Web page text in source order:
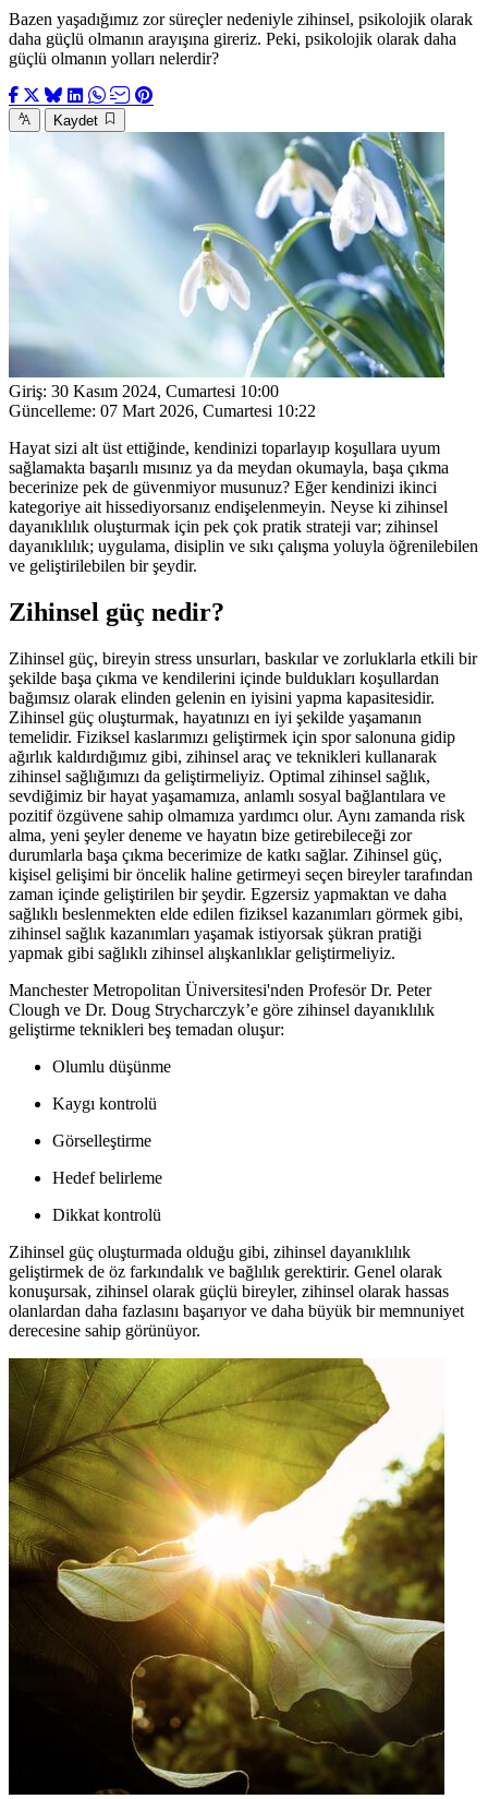
Bazen yaşadığımız zor süreçler nedeniyle zihinsel, psikolojik olarak
daha güçlü olmanın arayışına gireriz. Peki, psikolojik olarak daha
güçlü olmanın yolları nelerdir?
Kaydet
Giriş: 30 Kasım 2024, Cumartesi 10:00
Güncelleme: 07 Mart 2026, Cumartesi 10:22
Hayat sizi alt üst ettiğinde, kendinizi toparlayıp koşullara uyum
sağlamakta başarılı mısınız ya da meydan okumayla, başa çıkma
becerinize pek de güvenmiyor musunuz? Eğer kendinizi ikinci
kategoriye ait hissediyorsanız endişelenmeyin. Neyse ki zihinsel
dayanıklılık oluşturmak için pek çok pratik strateji var; zihinsel
dayanıklılık; uygulama, disiplin ve sıkı çalışma yoluyla öğrenilebilen
ve geliştirilebilen bir şeydir.
Zihinsel güç nedir?
Zihinsel güç, bireyin stress unsurları, baskılar ve zorluklarla etkili bir
şekilde başa çıkma ve kendilerini içinde buldukları koşullardan
bağımsız olarak elinden gelenin en iyisini yapma kapasitesidir.
Zihinsel güç oluşturmak, hayatınızı en iyi şekilde yaşamanın
temelidir. Fiziksel kaslarımızı geliştirmek için spor salonuna gidip
ağırlık kaldırdığımız gibi, zihinsel araç ve teknikleri kullanarak
zihinsel sağlığımızı da geliştirmeliyiz. Optimal zihinsel sağlık,
sevdiğimiz bir hayat yaşamamıza, anlamlı sosyal bağlantılara ve
pozitif özgüvene sahip olmamıza yardımcı olur. Aynı zamanda risk
alma, yeni şeyler deneme ve hayatın bize getirebileceği zor
durumlarla başa çıkma becerimize de katkı sağlar. Zihinsel güç,
kişisel gelişimi bir öncelik haline getirmeyi seçen bireyler tarafından
zaman içinde geliştirilen bir şeydir. Egzersiz yapmaktan ve daha
sağlıklı beslenmekten elde edilen fiziksel kazanımları görmek gibi,
zihinsel sağlık kazanımları yaşamak istiyorsak şükran pratiği
yapmak gibi sağlıklı zihinsel alışkanlıklar geliştirmeliyiz.
Manchester Metropolitan Üniversitesi'nden Profesör Dr. Peter
Clough ve Dr. Doug Strycharczyk’e göre zihinsel dayanıklılık
geliştirme teknikleri beş temadan oluşur:
Olumlu düşünme
Kaygı kontrolü
Görselleştirme
Hedef belirleme
Dikkat kontrolü
Zihinsel güç oluşturmada olduğu gibi, zihinsel dayanıklılık
geliştirmek de öz farkındalık ve bağlılık gerektirir. Genel olarak
konuşursak, zihinsel olarak güçlü bireyler, zihinsel olarak hassas
olanlardan daha fazlasını başarıyor ve daha büyük bir memnuniyet
derecesine sahip görünüyor.